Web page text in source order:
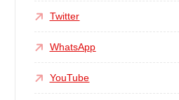
Twitter
WhatsApp
YouTube